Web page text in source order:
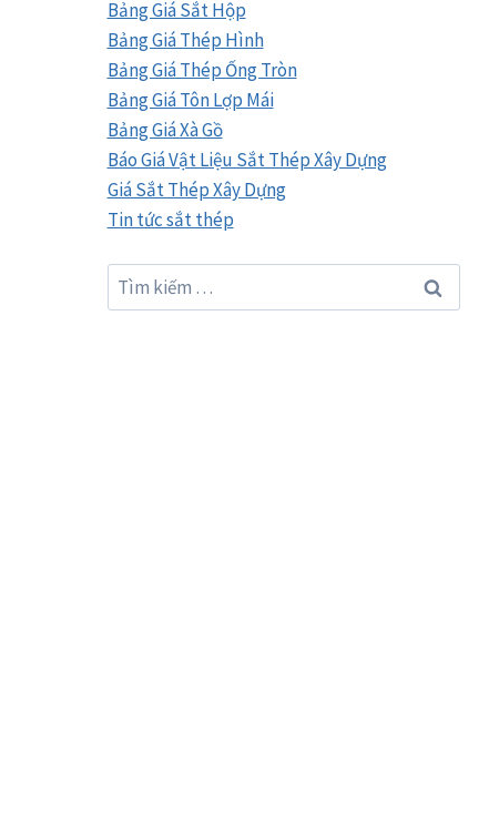
Bảng Giá Sắt Hộp
Bảng Giá Thép Hình
Bảng Giá Thép Ống Tròn
Bảng Giá Tôn Lợp Mái
Bảng Giá Xà Gồ
Báo Giá Vật Liệu Sắt Thép Xây Dựng
Giá Sắt Thép Xây Dựng
Tin tức sắt thép
Tìm
kiếm